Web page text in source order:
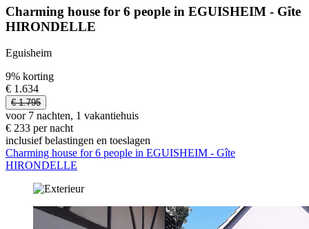
Charming house for 6 people in EGUISHEIM - Gîte
HIRONDELLE
Eguisheim
9% korting
€ 1.634
€ 1.795
voor 7 nachten, 1 vakantiehuis
€ 233 per nacht
inclusief belastingen en toeslagen
Charming house for 6 people in EGUISHEIM - Gîte
HIRONDELLE